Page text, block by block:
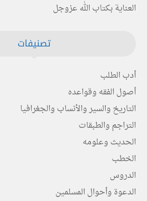
العناية بكتاب الله عزوجل
تصنيفات
أدب الطلب
أصول الفقه وقواعده
التاريخ والسير والأنساب والجغرافيا
التراجم والطبقات
الحديث وعلومه
الخطب
الدروس
الدعوة وأحوال المسلمين